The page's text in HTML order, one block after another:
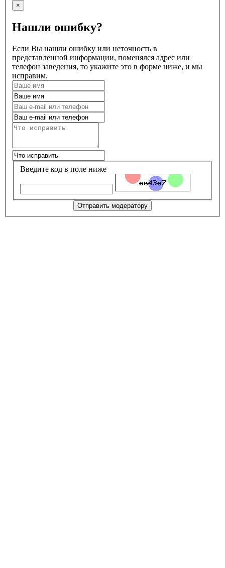
×
Нашли ошибку?
Если Вы нашли ошибку или неточность в
представленной информации, поменялся адрес или
телефон заведения, то укажите это в форме ниже, и мы
исправим.
Введите код в поле ниже
Отправить модератору